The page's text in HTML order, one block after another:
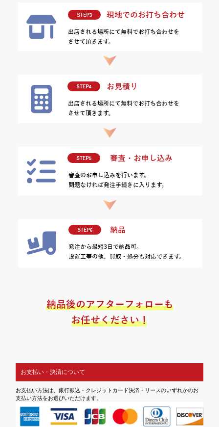
お支払い・決済について
お支払い方法は、銀行振込・クレジットカード決済・リースのいずれかのお
支払い方法をお選びいただけます。